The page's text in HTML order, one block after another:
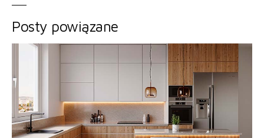
Posty powiązane